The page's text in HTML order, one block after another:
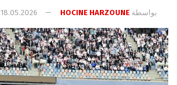
بواسطة HOCINE HARZOUNE
18.05.2026